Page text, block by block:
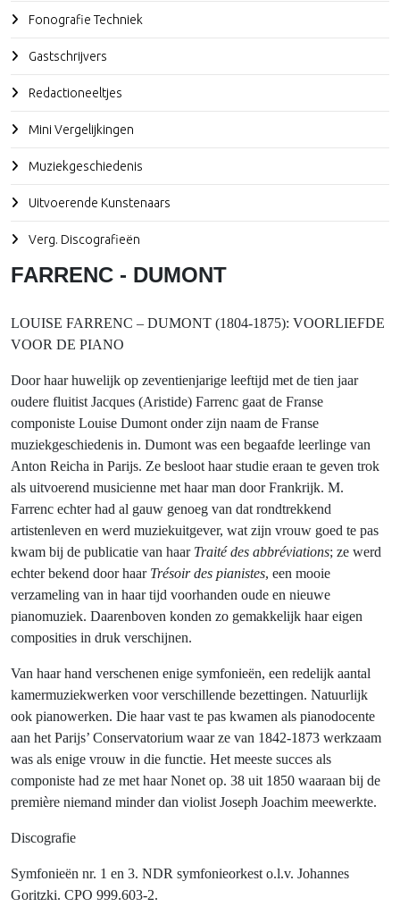
Fonografie Techniek
Gastschrijvers
Redactioneeltjes
Mini Vergelijkingen
Muziekgeschiedenis
Uitvoerende Kunstenaars
Verg. Discografieën
FARRENC - DUMONT
LOUISE FARRENC – DUMONT (1804-1875): VOORLIEFDE
VOOR DE PIANO
Door haar huwelijk op zeventienjarige leeftijd met de tien jaar
oudere fluitist Jacques (Aristide) Farrenc gaat de Franse
componiste Louise Dumont onder zijn naam de Franse
muziekgeschiedenis in. Dumont was een begaafde leerlinge van
Anton Reicha in Parijs. Ze besloot haar studie eraan te geven trok
als uitvoerend musicienne met haar man door Frankrijk. M.
Farrenc echter had al gauw genoeg van dat rondtrekkend
artistenleven en werd muziekuitgever, wat zijn vrouw goed te pas
kwam bij de publicatie van haar Traité des abbréviations; ze werd
echter bekend door haar Trésoir des pianistes, een mooie
verzameling van in haar tijd voorhanden oude en nieuwe
pianomuziek. Daarenboven konden zo gemakkelijk haar eigen
composities in druk verschijnen.
Van haar hand verschenen enige symfonieën, een redelijk aantal
kamermuziekwerken voor verschillende bezettingen. Natuurlijk
ook pianowerken. Die haar vast te pas kwamen als pianodocente
aan het Parijs’ Conservatorium waar ze van 1842-1873 werkzaam
was als enige vrouw in die functie. Het meeste succes als
componiste had ze met haar Nonet op. 38 uit 1850 waaraan bij de
première niemand minder dan violist Joseph Joachim meewerkte.
Discografie
Symfonieën nr. 1 en 3. NDR symfonieorkest o.l.v. Johannes
Goritzki. CPO 999.603-2.